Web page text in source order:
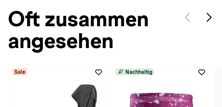
Oft zusammen
angesehen
Sale Nachhaltig